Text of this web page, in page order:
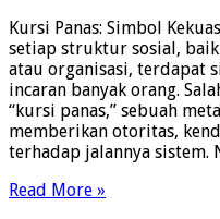
Kursi Panas: Simbol
setiap struktur sosial,
atau organisasi, terdapat
incaran banyak orang.
“kursi panas,” sebuah
memberikan otoritas,
terhadap jalannya
Read More »